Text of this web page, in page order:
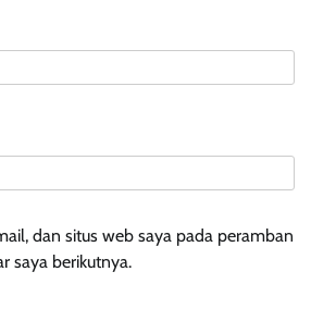
dan situs web saya pada peramban
saya berikutnya.